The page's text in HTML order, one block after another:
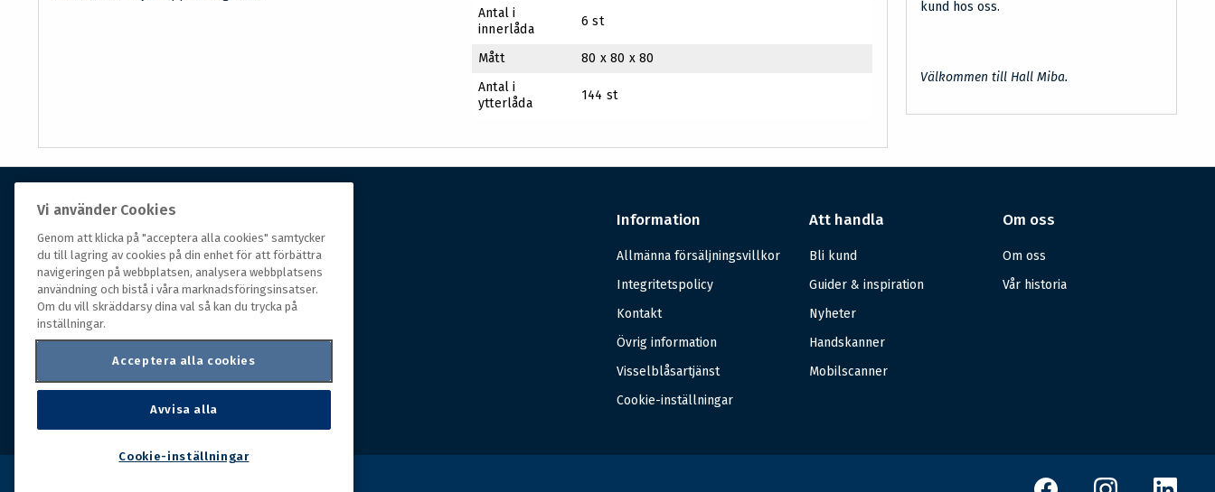
Antal i
innerlåda
6 st
Mått
80 x 80 x 80
Antal i
ytterlåda
144 st
kund hos oss.
Välkommen till Hall Miba.
Om Hall Miba
Hall Miba är grossisten som funnits på marknaden i
över 150 år. Från huvudkontoret i småländska Växjö
styrs hela organisationen, som erbjuder prisvärda
produkter till kunder i rörelse.
Information
Allmänna försäljningsvillkor
Integritetspolicy
Kontakt
Övrig information
Visselblåsartjänst
Cookie-inställningar
Att handla
Bli kund
Guider & inspiration
Nyheter
Handskanner
Mobilscanner
Om oss
Om oss
Vår historia
Vi använder Cookies
Genom att klicka på "acceptera alla cookies" samtycker
du till lagring av cookies på din enhet för att förbättra
navigeringen på webbplatsen, analysera webbplatsens
användning och bistå i våra marknadsföringsinsatser.
Om du vill skräddarsy dina val så kan du trycka på
inställningar.
Acceptera alla cookies
Avvisa alla
Cookie-inställningar